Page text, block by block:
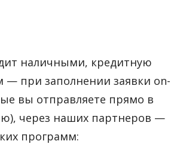
наличными, кредитную
— при заполнении заявки on-
вы отправляете прямо в
через наших партнеров —
программ: